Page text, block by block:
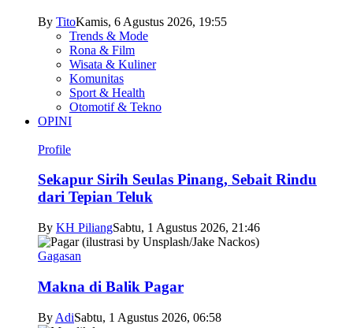
By TitoKamis, 6 Agustus 2026, 19:55
Trends & Mode
Rona & Film
Wisata & Kuliner
Komunitas
Sport & Health
Otomotif & Tekno
OPINI
Profile
Sekapur Sirih Seulas Pinang, Sebait Rindu
dari Tepian Teluk
By KH PiliangSabtu, 1 Agustus 2026, 21:46
Gagasan
Makna di Balik Pagar
By AdiSabtu, 1 Agustus 2026, 06:58